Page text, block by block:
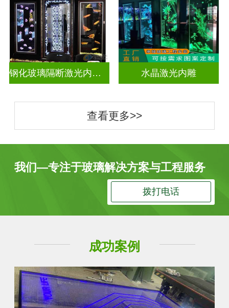
钢化玻璃隔断激光内雕护栏玻璃 水晶激光内雕
查看更多>>
我们—专注于玻璃解决方案与工程服务
拨打电话
成功案例